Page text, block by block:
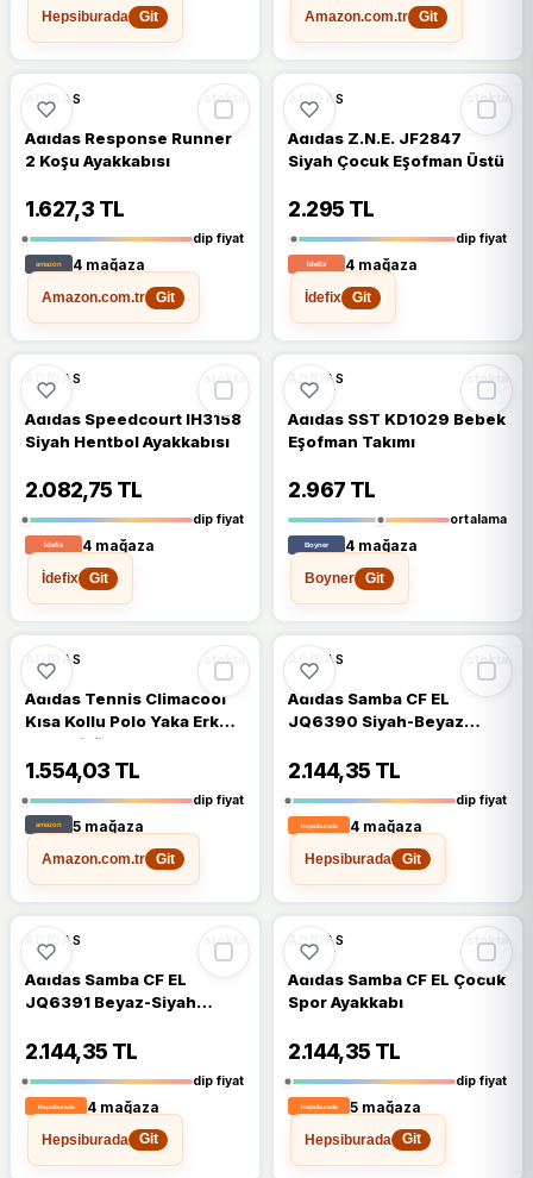
Hepsiburada Git Amazon.com.tr Git
%51 %51 DÜŞTÜ
ADIDAS stokta
Adidas Response Runner
2 Koşu Ayakkabısı
1.627,3 TL
dip fiyat
4 mağaza
Amazon.com.tr
Git
%49 %49 DÜŞTÜ
ADIDAS stokta
Adidas Z.N.E. JF2847
Siyah Çocuk Eşofman Üstü
2.295 TL
dip fiyat
4 mağaza
İdefix
Git
%49 %49 DÜŞTÜ
ADIDAS stokta
Adidas Speedcourt IH3158
Siyah Hentbol Ayakkabısı
2.082,75 TL
dip fiyat
4 mağaza
İdefix
Git
%21 %21 DÜŞTÜ
ADIDAS stokta
Adidas SST KD1029 Bebek
Eşofman Takımı
2.967 TL
ortalama
4 mağaza
Boyner
Git
%49 %49 DÜŞTÜ
ADIDAS stokta
Adidas Tennis Climacool
Kısa Kollu Polo Yaka Erkek
Spor Tişört
1.554,03 TL
dip fiyat
5 mağaza
Amazon.com.tr
Git
%48 %48 DÜŞTÜ
ADIDAS stokta
Adidas Samba CF EL
JQ6390 Siyah-Beyaz
2.144,35 TL
dip fiyat
4 mağaza
Hepsiburada
Git
%48 %48 DÜŞTÜ
ADIDAS stokta
Adidas Samba CF EL
JQ6391 Beyaz-Siyah
2.144,35 TL
dip fiyat
4 mağaza
Hepsiburada
Git
%49 %49 DÜŞTÜ
ADIDAS stokta
Adidas Samba CF EL Çocuk
Spor Ayakkabı
2.144,35 TL
dip fiyat
5 mağaza
Hepsiburada
Git